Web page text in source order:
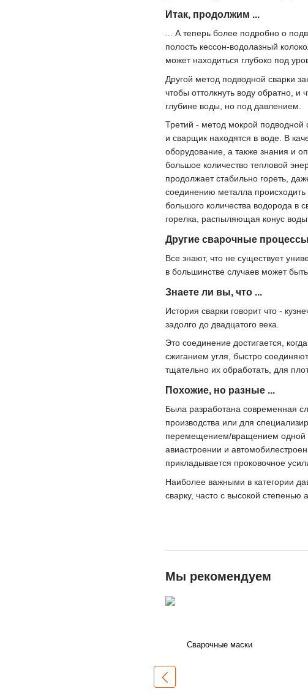
Итак, продолжим ...
... А теперь более подробно о
полость кессон-водолазный
может находиться глубоко под
Другой метод подводной сварки
чтобы оттолкнуть воду обратно,
глубине воды, но под давлением.
Третий - метод мокрой подводной
и сварщик находятся в воде. В
оборудование, а также знания и
большое количество тепловой
продолжает стабильно гореть,
соединению металла
большого количества водорода в
горелка, распыляющая конус
Другие сварочные
Все знают, что не существует
в большинстве случаев может
Знаете ли вы, что ...
История сварки говорит что -
задолго до двадцатого века.
Это соединение достигается,
сжиганием угля, быстро
тщательно их обработать, для
Похожие, но разные ...
Была разработана современная
производства или для
перемещением/вращением одной
авиастроении и
прикладывается проковочное
Наиболее важными в категории
сварку, часто с высокой степенью
Мы рекомендуем